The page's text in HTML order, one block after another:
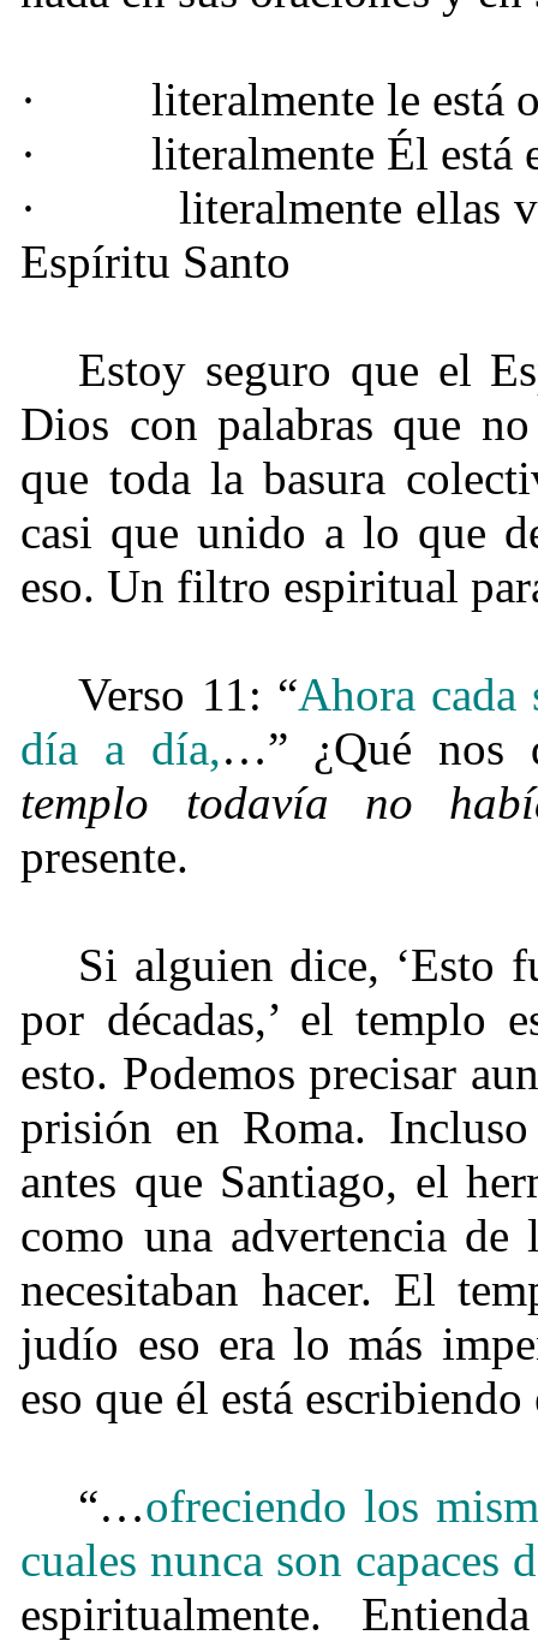
·
literalmente le está
·
literalmente Él está
·
literalmente ellas
Espíritu Santo
Estoy seguro que el
Dios con palabras que
que toda la basura
casi que unido a lo que
eso. Un filtro espiritual
Verso 11: “Ahora cada
día a día,…” ¿Qué nos
templo todavía no
presente.
Si alguien dice, ‘Esto
por décadas,’ el templo
esto. Podemos precisar
prisión en Roma.
antes que Santiago, el
como una advertencia
necesitaban hacer. El
judío eso era lo más
eso que él está escribiendo
“…ofreciendo los
cuales nunca son capaces
espiritualmente.